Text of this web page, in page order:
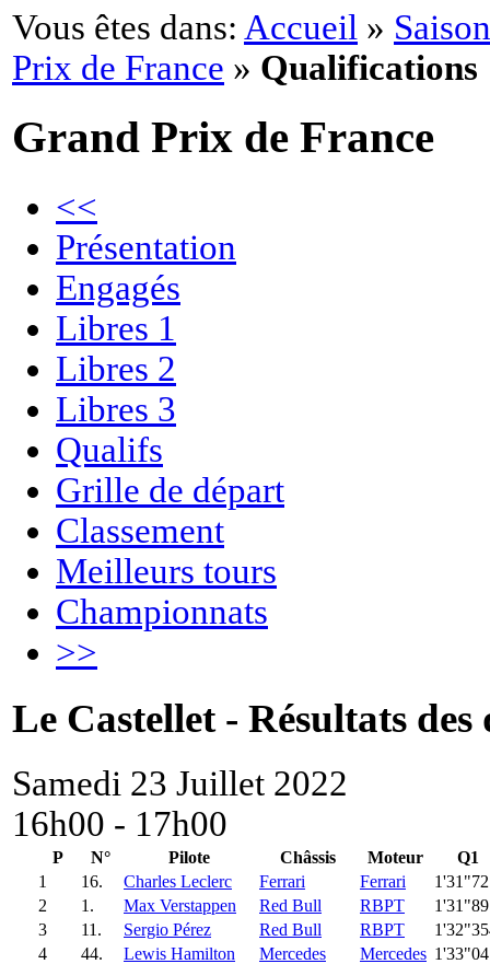
Vous êtes dans: Accueil »
Prix de France » Qualifications
Grand Prix de France
<<
Présentation
Engagés
Libres 1
Libres 2
Libres 3
Qualifs
Grille de départ
Classement
Meilleurs tours
Championnats
>>
Le Castellet - Résultats
Samedi 23 Juillet 2022
16h00 - 17h00
P N° Pilote Châssis Moteur
Q1
1
16. Charles Leclerc Ferrari Ferrari
2
1. Max Verstappen Red Bull RBPT
3
11. Sergio Pérez Red Bull RBPT
4
44. Lewis Hamilton Mercedes Mercedes